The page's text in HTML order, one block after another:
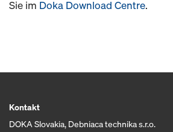
Sie im Doka Download Centre.
Kontakt
DOKA Slovakia, Debniaca technika s.r.o.